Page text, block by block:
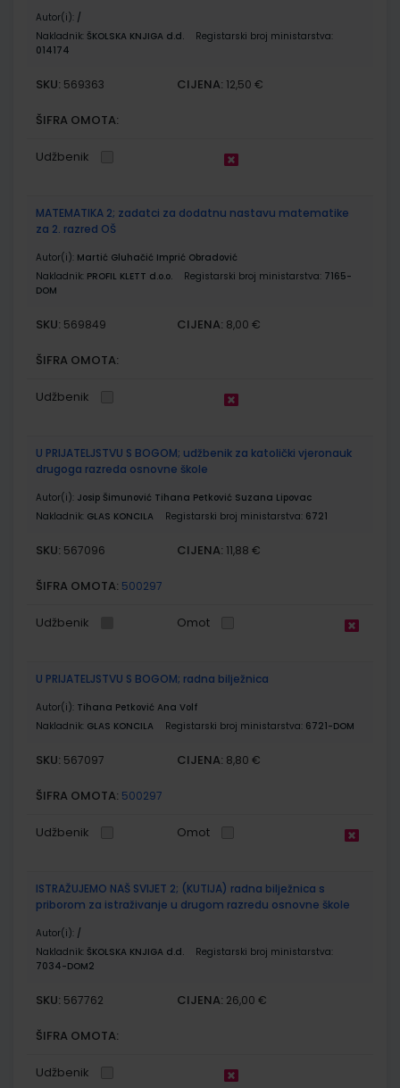
Autor(i): /
Nakladnik: ŠKOLSKA KNJIGA d.d.
Registarski broj ministarstva:
014174
SKU: 569363 CIJENA: 12,50 €
ŠIFRA OMOTA:
Udžbenik
MATEMATIKA 2; zadatci za dodatnu nastavu matematike
za 2. razred OŠ
Autor(i): Martić Gluhačić Imprić Obradović
Nakladnik: PROFIL KLETT d.o.o. Registarski broj ministarstva: 7165-
DOM
SKU: 569849 CIJENA: 8,00 €
ŠIFRA OMOTA:
Udžbenik
U PRIJATELJSTVU S BOGOM; udžbenik za katolički vjeronauk
drugoga razreda osnovne škole
Autor(i): Josip Šimunović Tihana Petković Suzana Lipovac
Nakladnik: GLAS KONCILA Registarski broj ministarstva: 6721
SKU: 567096 CIJENA: 11,88 €
ŠIFRA OMOTA: 500297
Udžbenik Omot
U PRIJATELJSTVU S BOGOM; radna bilježnica
Autor(i): Tihana Petković Ana Volf
Nakladnik: GLAS KONCILA Registarski broj ministarstva: 6721-DOM
SKU: 567097 CIJENA: 8,80 €
ŠIFRA OMOTA: 500297
Udžbenik Omot
ISTRAŽUJEMO NAŠ SVIJET 2; (KUTIJA) radna bilježnica s
priborom za istraživanje u drugom razredu osnovne škole
Autor(i): /
Nakladnik: ŠKOLSKA KNJIGA d.d.
Registarski broj ministarstva:
7034-DOM2
SKU: 567762 CIJENA: 26,00 €
ŠIFRA OMOTA:
Udžbenik